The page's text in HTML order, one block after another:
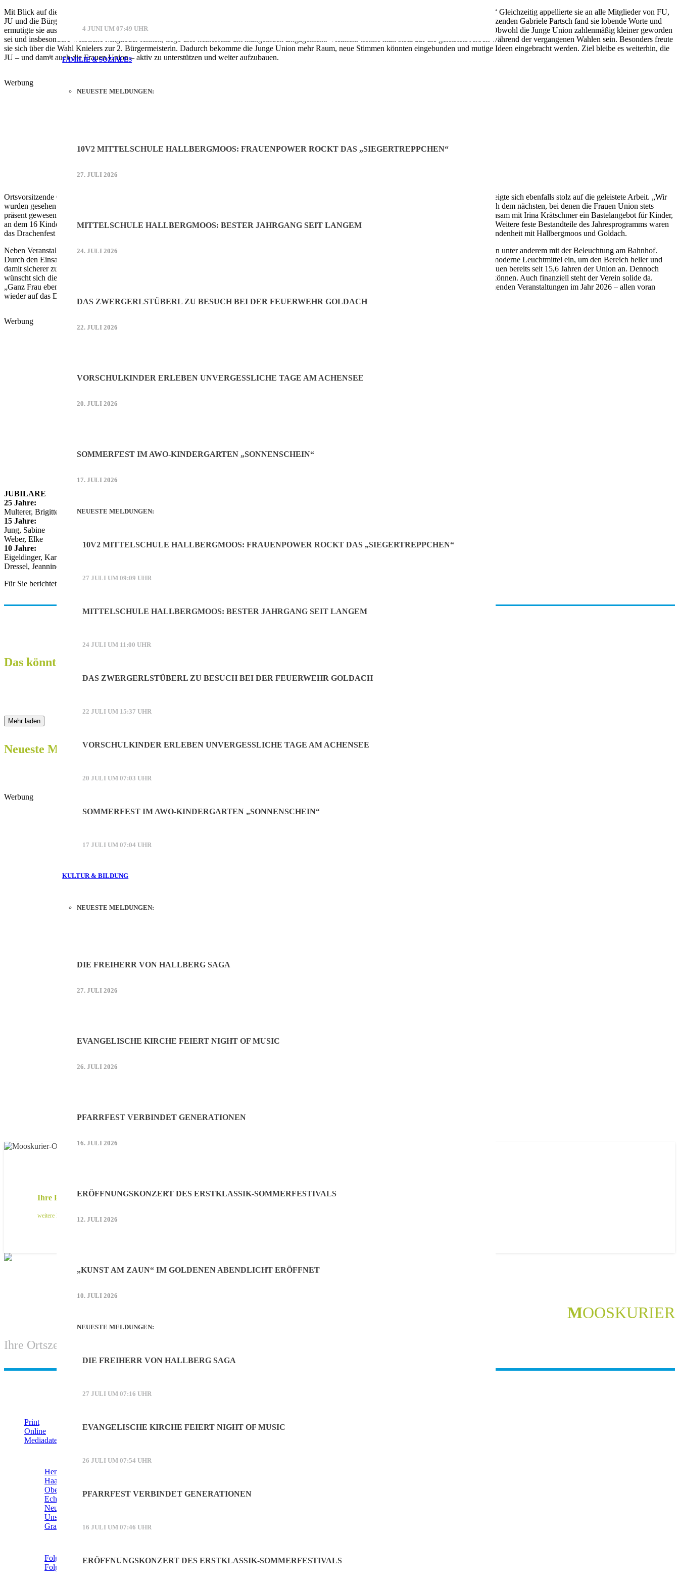
4 JUNI UM 07:49 UHR
FAMILIE & SOZIALES
NEUESTE MELDUNGEN:
10V2 MITTELSCHULE HALLBERGMOOS: FRAUENPOWER ROCKT DAS „SIEGERTREPPCHEN“
27. JULI 2026
MITTELSCHULE HALLBERGMOOS: BESTER JAHRGANG SEIT LANGEM
24. JULI 2026
DAS ZWERGERLSTÜBERL ZU BESUCH BEI DER FEUERWEHR GOLDACH
22. JULI 2026
VORSCHULKINDER ERLEBEN UNVERGESSLICHE TAGE AM ACHENSEE
20. JULI 2026
SOMMERFEST IM AWO-KINDERGARTEN „SONNENSCHEIN“
17. JULI 2026
NEUESTE MELDUNGEN:
10V2 MITTELSCHULE HALLBERGMOOS: FRAUENPOWER ROCKT DAS „SIEGERTREPPCHEN“
27 JULI UM 09:09 UHR
MITTELSCHULE HALLBERGMOOS: BESTER JAHRGANG SEIT LANGEM
24 JULI UM 11:00 UHR
DAS ZWERGERLSTÜBERL ZU BESUCH BEI DER FEUERWEHR GOLDACH
22 JULI UM 15:37 UHR
VORSCHULKINDER ERLEBEN UNVERGESSLICHE TAGE AM ACHENSEE
20 JULI UM 07:03 UHR
SOMMERFEST IM AWO-KINDERGARTEN „SONNENSCHEIN“
17 JULI UM 07:04 UHR
KULTUR & BILDUNG
NEUESTE MELDUNGEN:
DIE FREIHERR VON HALLBERG SAGA
27. JULI 2026
EVANGELISCHE KIRCHE FEIERT NIGHT OF MUSIC
26. JULI 2026
PFARRFEST VERBINDET GENERATIONEN
16. JULI 2026
ERÖFFNUNGSKONZERT DES ERSTKLASSIK-SOMMERFESTIVALS
12. JULI 2026
„KUNST AM ZAUN“ IM GOLDENEN ABENDLICHT ERÖFFNET
10. JULI 2026
NEUESTE MELDUNGEN:
DIE FREIHERR VON HALLBERG SAGA
27 JULI UM 07:16 UHR
EVANGELISCHE KIRCHE FEIERT NIGHT OF MUSIC
26 JULI UM 07:54 UHR
PFARRFEST VERBINDET GENERATIONEN
16 JULI UM 07:46 UHR
ERÖFFNUNGSKONZERT DES ERSTKLASSIK-SOMMERFESTIVALS
Mit Blick auf die Zukunft zeigte sich Knieler optimistisch. Gerade junge Stimmen wie die von Sofie Holzmann seien wichtig: „Die JU ist unsere Zukunft.“ Gleichzeitig appellierte sie an alle Mitglieder von FU,
JU und die Bürger:innen der Gemeinde, sich aktiv am anstehenden Bürgerentscheid zu beteiligen und wählen zu gehen. Auch für die Arbeit der Ortsvorsitzenden Gabriele Partsch fand sie lobende Worte und
ermutigte sie ausdrücklich, ihre „herausragende Arbeit“ fortzuführen. Auch JU-Vorsitzende Sofie Holzmann blickte auf die vergangenen Monate zurück. Obwohl die Junge Union zahlenmäßig kleiner geworden
sei und insbesondere weibliche Mitglieder fehlten, liege dies keinesfalls am mangelnden Engagement. Vielmehr könne man stolz auf die geleistete Arbeit während der vergangenen Wahlen sein. Besonders freute
sie sich über die Wahl Knielers zur 2. Bürgermeisterin. Dadurch bekomme die Junge Union mehr Raum, neue Stimmen könnten eingebunden und mutige Ideen eingebracht werden. Ziel bleibe es weiterhin, die
JU – und damit auch die Frauen Union – aktiv zu unterstützen und weiter aufzubauen.
Werbung
Ortsvorsitzende Gabriele Partsch griff diesen Gedanken des Zusammenhalts in ihrem Rückblick auf. Sie dankte für die offenen und ehrlichen Worte und zeigte sich ebenfalls stolz auf die geleistete Arbeit. „Wir
wurden gesehen – durch unseren Zusammenhalt und unsere Zusammenarbeit“, erklärte sie. Das Jahr 2025 sei geprägt gewesen von einem Wahlkampf nach dem nächsten, bei denen die Frauen Union stets
präsent gewesen sei. Doch auch abseits der politischen Arbeit engagierte sich die FU intensiv im Gemeindeleben. So organisierte die Frauen Union gemeinsam mit Irina Krätschmer ein Bastelangebot für Kinder,
an dem 16 Kinder teilnahmen. Für strahlenden sorgte zudem der Osterbesuch bei den Senioren, im rosa Plüschhasen-Kostüm anlässlich der 25-Jahr-Feier. Weitere feste Bestandteile des Jahresprogramms waren
das Drachenfest im Herbst sowie die „feurige“ 25-Jahr-Feier der Union. Auch mit ihrem Stand auf dem Christkindlmarkt zeigte die FU Präsenz und Verbundenheit mit Hallbergmoos und Goldach.
Neben Veranstaltungen und gesellschaftlichem Engagement setzt sich die Frauen Union auch aktiv für Sicherheit im Ort ein. So beschäftigte sich der Verein unter anderem mit der Beleuchtung am Bahnhof.
Durch den Einsatz der FU wurden Baumkronen zurückgeschnitten, damit die Beleuchtung wieder besser zur Geltung kommt. Zudem setzte man sich für moderne Leuchtmittel ein, um den Bereich heller und
damit sicherer zu machen. Der Verein zählt derzeit 41 Mitgliederinnen. Bemerkenswert ist dabei die langjährige Verbundenheit: Im Schnitt gehören die Frauen bereits seit 15,6 Jahren der Union an. Dennoch
wünscht sich die Frauen Union künftig mehr junge Mitglieder, um sich auch weiterhin engagiert für die Gemeinde und das Wohl der Bürger einsetzen zu können. Auch finanziell steht der Verein solide da.
„Ganz Frau eben“, wie augenzwinkernd angemerkt wurde, habe man die Finanzen fest im Griff. Mit Vorfreude blickt die Frauen Union nun auf die kommenden Veranstaltungen im Jahr 2026 – allen voran
wieder auf das Drachenfest, bei dem man sich erneut auf ein fröhliches Familienfest mit lachenden Kindern und strahlenden Augen freut.
Werbung
JUBILARE
25 Jahre:
Multerer, Brigitte Baumann, Birgit
15 Jahre:
Jung, Sabine
Weber, Elke
10 Jahre:
Eigeldinger, Karin
Dressel, Jeannine
Für Sie berichtete Kate Eigner.
Das könnte Sie auch interessieren:
Mehr laden
Neueste Meldungen:
Werbung
Ihre Printwerbung im Mooskurier
weitere Infos
MOOSKURIER
Ihre Ortszeitung aus Hallbergmoos-Goldach
Print
Online
Mediadaten (PDF)
ÜBERREGIONAL WERBEN:
Herrschinger Spiegel
Haarer Stadt Echo
Oberdinger Kurier
Echinger Echo
Neufahrner Echo
Unser Putzbrunn
Grasbrunner Nachrichten
Folgen Sie uns auf Facebook
Folgen Sie uns auf Instagram